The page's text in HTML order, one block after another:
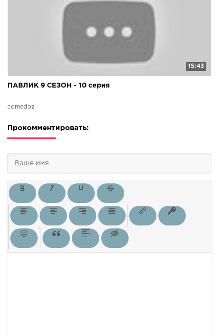
15:43
ПАВЛИК 9 СЕЗОН - 10 серия
comedoz
Прокомментировать: